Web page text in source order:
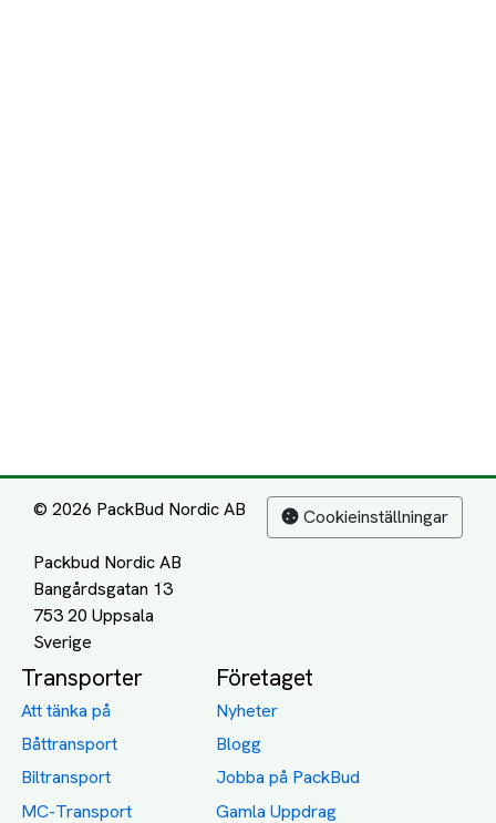
© 2026 PackBud Nordic AB
Packbud Nordic AB
Bangårdsgatan 13
753 20 Uppsala
Cookieinställningar
Transporter
Att tänka på
Båttransport
Biltransport
MC-Transport
Företaget
Nyheter
Blogg
Jobba på PackBud
Gamla Uppdrag